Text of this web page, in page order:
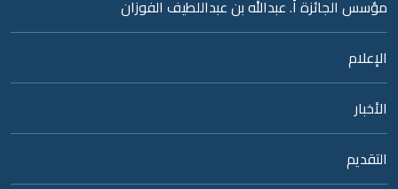
الجائزة أ. عبدالله بن عبداللطيف الفوزان